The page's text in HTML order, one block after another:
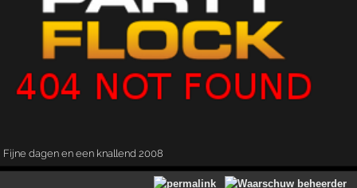
Fijne dagen en een knallend 2008